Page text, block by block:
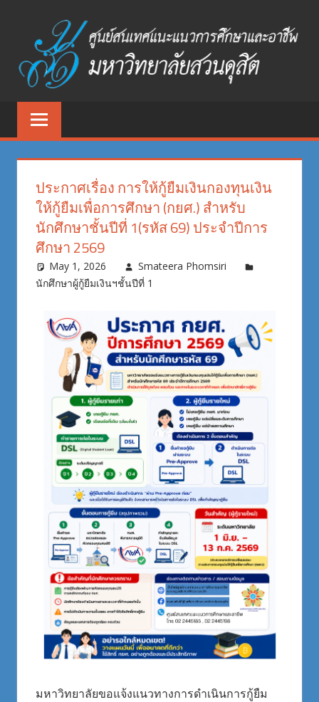
content
สนเทศ
แนะแนว
การ
ศึกษา
และ
ศูนย์
สนเทศ
อาชีพ
มหาวิทยาลัย
สวนดุสิต
ประกาศเรื่อง การให้กู้ยืมเงินกองทุนเงิน
ให้กู้ยืมเพื่อการศึกษา (กยศ.) สำหรับ
นักศึกษาชั้นปีที่ 1(รหัส 69) ประจำปีการ
ศึกษา 2569
May 1, 2026
Smateera Phomsiri
นักศึกษาผู้กู้ยืมเงินฯชั้นปีที่ 1
มหาวิทยาลัยขอแจ้งแนวทางการดำเนินการกู้ยืม